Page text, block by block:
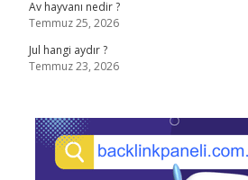
Av hayvanı nedir ?
Temmuz 25, 2026
Jul hangi aydır ?
Temmuz 23, 2026